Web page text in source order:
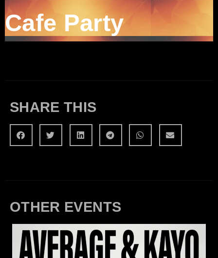
Cafe Party
SHARE THIS
OTHER EVENTS